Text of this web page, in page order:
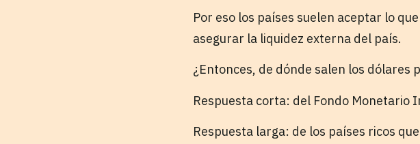
Por eso los países suelen aceptar lo
asegurar la liquidez externa del país.
¿Entonces, de dónde salen los dólares
Respuesta corta: del Fondo Monetario
Respuesta larga: de los países ricos